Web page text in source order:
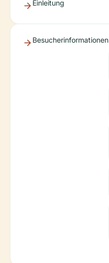
Einleitung
Besucherinformationen